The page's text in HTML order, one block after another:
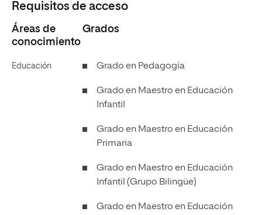
Requisitos de acceso
Áreas de
conocimiento
Grados
Educación Grado en Pedagogía
Grado en Maestro en Educación
Infantil
Grado en Maestro en Educación
Primaria
Grado en Maestro en Educación
Infantil (Grupo Bilingüe)
Grado en Maestro en Educación